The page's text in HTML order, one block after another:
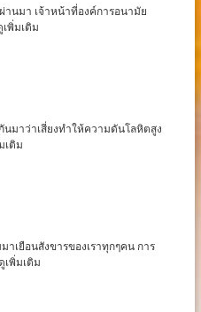
ายภาพบำบัดและที่มีแผลกด
ยาง ดูดเสมหะ ให้ออกซิเจน
า ดูแลทำความสะอาด
มหะ (ในกรณีที่ผู้ป่วยต้องให้
ทำแผล
ต้น รวมถึงการพูดคุยสนทนา
นอน-อุปกรณ์ของผู้ป่วย-ผู้สูง
กวัน หากผิดสังเกตจะแจ้ง
านมา เจ้าหน้าที่องค์การอนามัย
พิ่มเติม
นมาว่าเสี่ยงทำให้ความดันโลหิตสูง
เติม
มาเยือนสังขารของเราทุกๆคน การ
เพิ่มเติม